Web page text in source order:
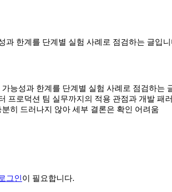
과 한계를 단계별 실험 사례로 점검하는 글입
능성과 한계를 단계별 실험 사례로 점검하는
프로덕션 팀 실무까지의 적용 관점과 개발 패
히 드러나지 않아 세부 결론은 확인 어려움
그인이 필요합니다.